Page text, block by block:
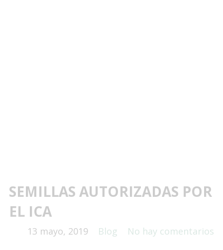
SEMILLAS AUTORIZADAS POR
EL ICA
13 mayo, 2019 Blog No hay comentarios